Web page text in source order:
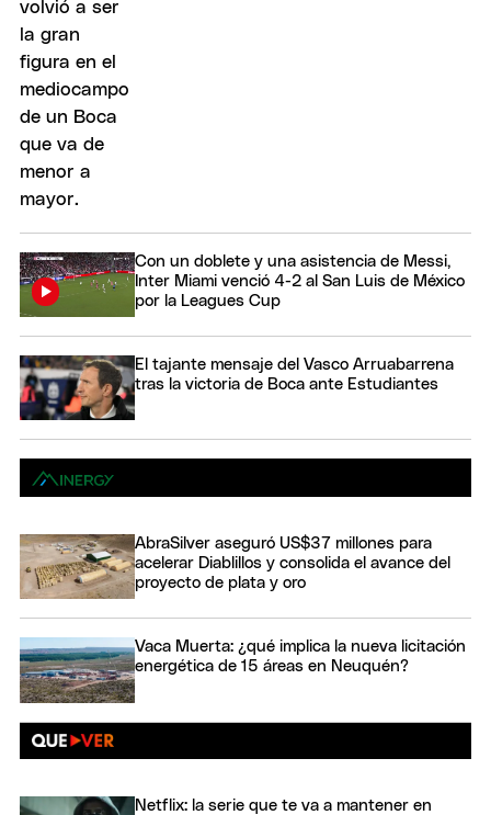
Con un doblete y una asistencia de Messi,
Inter Miami venció 4-2 al San Luis de México
por la Leagues Cup
El tajante mensaje del Vasco Arruabarrena
tras la victoria de Boca ante Estudiantes
AbraSilver aseguró US$37 millones para
acelerar Diablillos y consolida el avance del
proyecto de plata y oro
Vaca Muerta: ¿qué implica la nueva licitación
energética de 15 áreas en Neuquén?
Netflix: la serie que te va a mantener en